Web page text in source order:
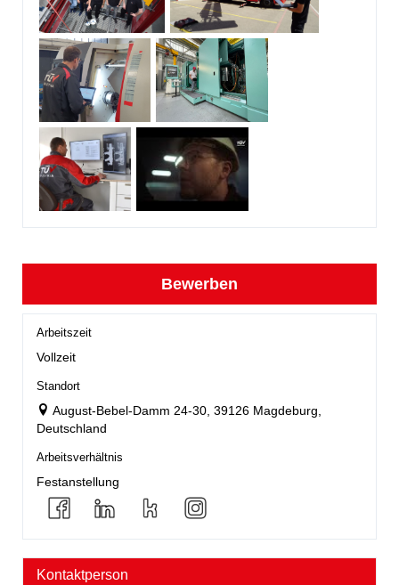
Bewerben
Arbeitszeit
Vollzeit
Standort
August-Bebel-Damm 24-30, 39126 Magdeburg,
Deutschland
Arbeitsverhältnis
Festanstellung
Kontaktperson